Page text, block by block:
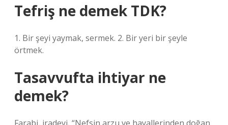
Tefriş ne demek TDK?
1. Bir şeyi yaymak, sermek. 2. Bir yeri bir şeyle
örtmek.
Tasavvufta ihtiyar ne
demek?